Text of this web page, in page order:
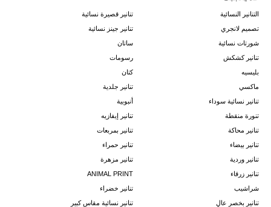
التنانير النسائية
تنانير قصيرة نسائية
تصميم لانجري
تنانير جينز نسائية
شورتات نسائية
ساتان
تنانير كشكش
رسومات
بليسيه
كتان
ماكسي
تنانير جلدية
تنانير نسائية سوداء
أنبوبية
تنورة منقطة
تنانير إيفازيه
تنانير محاكة
تنانير بمربعات
تنانير بيضاء
تنانير حمراء
تنانير وردية
تنانير مزهرة
تنانير زرقاء
ANIMAL PRINT
شراشيب
تنانير خضراء
تنانير بخصر عالٍ
تنانير نسائية مقاس كبير